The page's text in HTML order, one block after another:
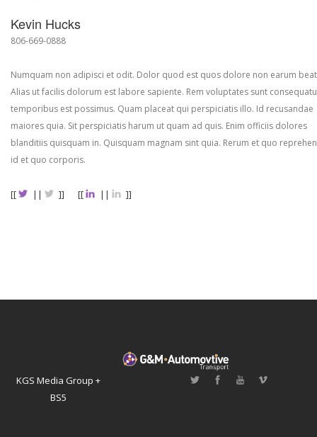
Kevin Hucks
806-669-0888
Numquam non adipisci et odit. Dolor quod est quos dolore non earum
Alias ut facilis dolorum est labore sapiente. Rem voluptates sunt
temporibus est possimus. Quam placeat qui perspiciatis illo. Id recusandae
maiores quia. Sit perspiciatis harum ut quam ad quis. Enim officiis dolores
blanditiis quisquam in. Quisquam magnam sint quia. Rerum et quo
id et quo corporis.
[[ || ]] [[ || ]]
KGS Media Group +
BS5